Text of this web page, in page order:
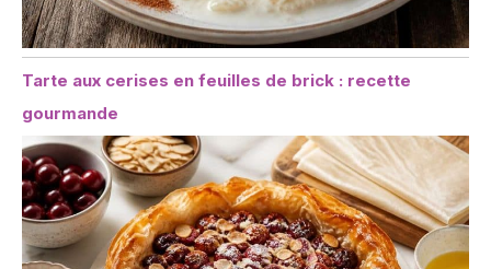
Tarte aux cerises en feuilles de brick : recette
gourmande